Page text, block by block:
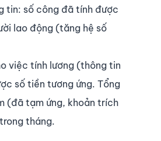
tin: số công đã tính được
lao động (tăng hệ số
việc tính lương (thông tin
số tiền tương ứng. Tổng
(đã tạm ứng, khoản trích
tháng.